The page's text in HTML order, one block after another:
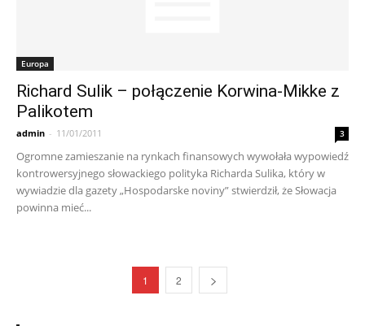
Europa
Richard Sulik – połączenie Korwina-Mikke z
Palikotem
admin - 11/01/2011 3
Ogromne zamieszanie na rynkach finansowych wywołała wypowiedź
kontrowersyjnego słowackiego polityka Richarda Sulika, który w
wywiadzie dla gazety „Hospodarske noviny” stwierdził, że Słowacja
powinna mieć...
1 2